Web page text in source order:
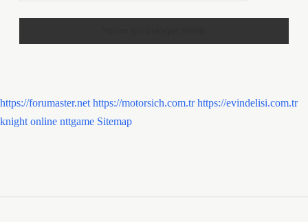
https://forumaster.net https://motorsich.com.tr https://evindelisi.com.tr
knight online nttgame Sitemap